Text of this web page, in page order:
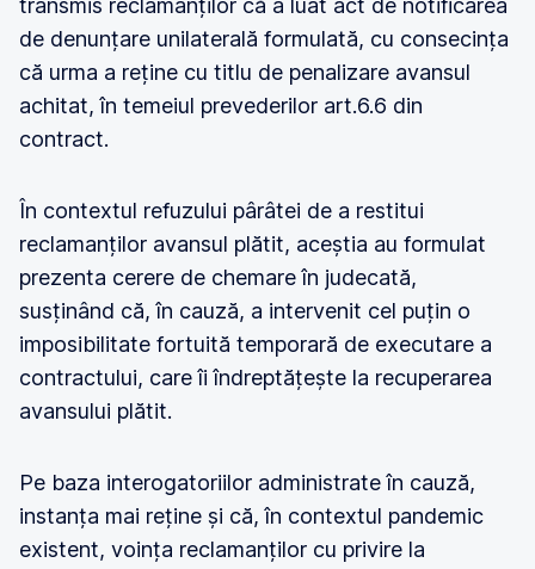
transmis reclamanților că a luat act de notificarea
de denunțare unilaterală formulată, cu consecința
că urma a reține cu titlu de penalizare avansul
achitat, în temeiul prevederilor art.6.6 din
contract.
În contextul refuzului pârâtei de a restitui
reclamanților avansul plătit, aceștia au formulat
prezenta cerere de chemare în judecată,
susținând că, în cauză, a intervenit cel puțin o
imposibilitate fortuită temporară de executare a
contractului, care îi îndreptățește la recuperarea
avansului plătit.
Pe baza interogatoriilor administrate în cauză,
instanța mai reține și că, în contextul pandemic
existent, voința reclamanților cu privire la